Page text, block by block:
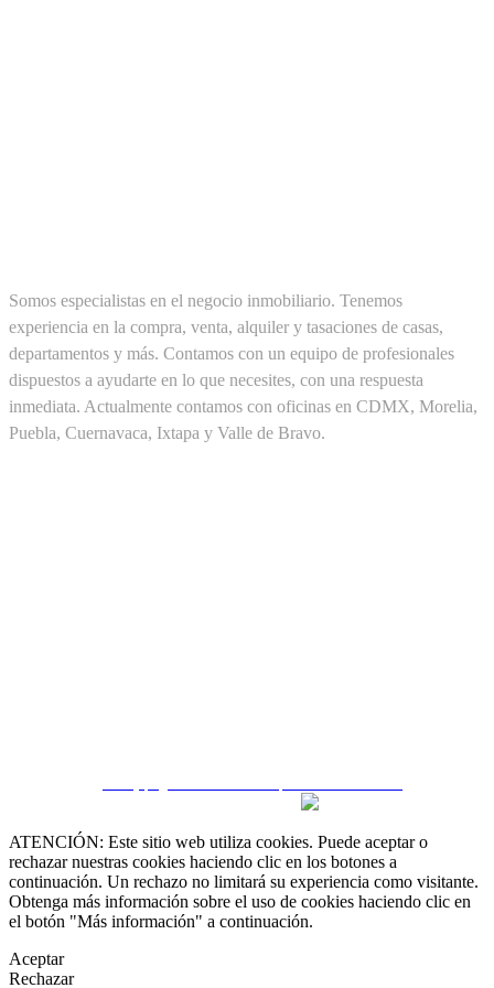
Somos especialistas en el negocio inmobiliario. Tenemos
experiencia en la compra, venta, alquiler y tasaciones de casas,
departamentos y más. Contamos con un equipo de profesionales
dispuestos a ayudarte en lo que necesites, con una respuesta
inmediata. Actualmente contamos con oficinas en CDMX, Morelia,
Puebla, Cuernavaca, Ixtapa y Valle de Bravo.
ATENCIÓN: Este sitio web utiliza cookies. Puede aceptar o
rechazar nuestras cookies haciendo clic en los botones a
continuación. Un rechazo no limitará su experiencia como visitante.
Obtenga más información sobre el uso de cookies haciendo clic en
el botón "Más información" a continuación.
Aceptar
Rechazar